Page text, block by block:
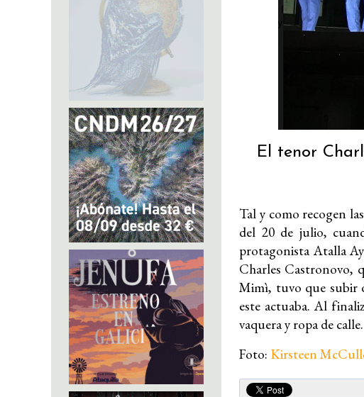
El tenor
Tal y como recogen
del 20 de julio,
protagonista Atalla
Charles Castronovo,
Mimì, tuvo que subir
este actuaba. Al
vaquera y ropa de calle.
Foto: Kirsteen